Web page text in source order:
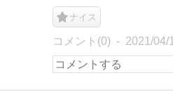
ナイス
コメント(0) 2021/04/